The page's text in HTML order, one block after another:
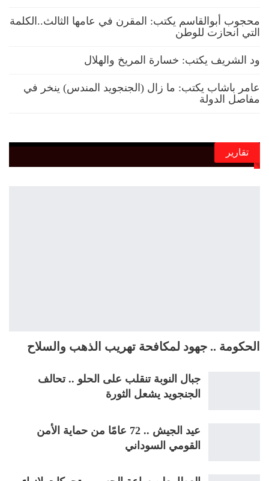
محجوب أبوالقاسم يكتب: المقرن في عامها الثالث..الكلمة
التي انحازت للوطن
ود الشريف يكتب: خسارة المريخ والهلال
عامر باشاب يكتب: ما زال (الجنجويد المندس) ينخر في
مفاصل الدولة
تقارير
الحكومة .. جهود لمكافحة تهريب الذهب والسلاح
جبال النوبة تنقلب على الحلو .. تحالف
الجنجويد يشعل الثورة
عيد الجيش .. 72 عامًا من حماية الأمن
القومي السوداني